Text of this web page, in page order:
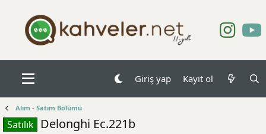
Giriş yap Kayıt ol
Alım - Satım Bölümü
Satılık Delonghi Ec.221b